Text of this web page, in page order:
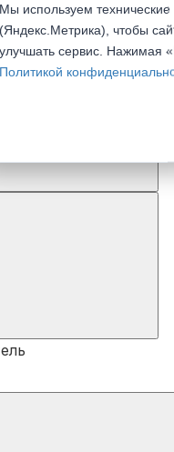
Мы используем
(Яндекс.Метрика), чтобы
улучшать сервис. Нажимая
Политикой